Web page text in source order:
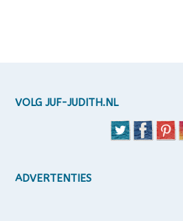
VOLG JUF-JUDITH.NL
ADVERTENTIES